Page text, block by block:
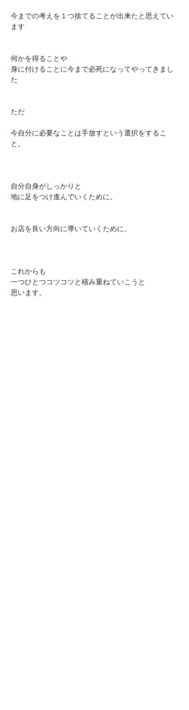
今までの考えを１つ捨てることが出来たと思えてい
ます
何かを得ることや
身に付けることに今まで必死になってやってきまし
た
ただ
今自分に必要なことは手放すという選択をするこ
と。
自分自身がしっかりと
地に足をつけ進んでいくために。
お店を良い方向に導いていくために。
これからも
一つひとつコツコツと積み重ねていこうと
思います。